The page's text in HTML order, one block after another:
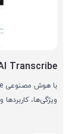
Transcribe
ویژگی‌ها،